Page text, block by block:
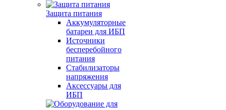
Защита питания
Аккумуляторные
батареи для ИБП
Источники
бесперебойного
питания
Стабилизаторы
напряжения
Аксессуары для
ИБП